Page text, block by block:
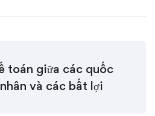
toán giữa các quốc
và các bất lợi